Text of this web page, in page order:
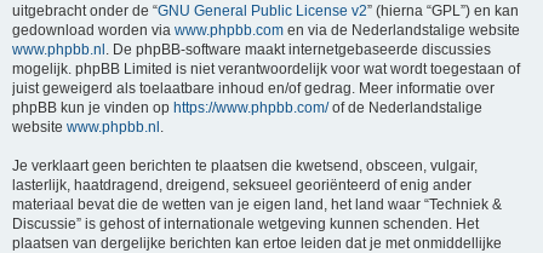
uitgebracht onder de “GNU General Public License v2” (hierna “GPL”) en kan
gedownload worden via www.phpbb.com en via de Nederlandstalige website
www.phpbb.nl . De phpBB-software maakt internetgebaseerde discussies
mogelijk. phpBB Limited is niet verantwoordelijk voor wat wordt toegestaan of
juist geweigerd als toelaatbare inhoud en/of gedrag. Meer informatie over
phpBB kun je vinden op https://www.phpbb.com/of de Nederlandstalige
website www.phpbb.nl .
Je verklaart geen berichten te plaatsen die kwetsend, obsceen, vulgair,
lasterlijk, haatdragend, dreigend, seksueel georiënteerd of enig ander
materiaal bevat die de wetten van je eigen land, het land waar “Techniek &
Discussie” is gehost of internationale wetgeving kunnen schenden. Het
plaatsen van dergelijke berichten kan ertoe leiden dat je met onmiddellijke